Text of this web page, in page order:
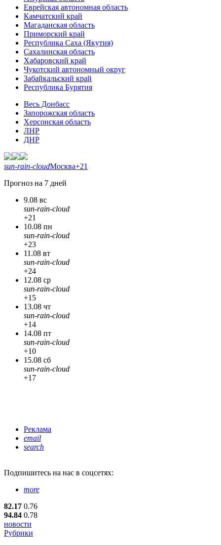
Еврейская автономная область
Камчатский край
Магаданская область
Приморский край
Республика Саха (Якутия)
Сахалинская область
Хабаровский край
Чукотский автономный округ
Забайкальский край
Республика Бурятия
Весь Донбасс
Запорожская область
Херсонская область
ЛНР
ДНР
sun-rain-cloudМосква+21
Прогноз на 7 дней
9.08 вс
sun-rain-cloud
+21
10.08 пн
sun-rain-cloud
+23
11.08 вт
sun-rain-cloud
+24
12.08 ср
sun-rain-cloud
+15
13.08 чт
sun-rain-cloud
+14
14.08 пт
sun-rain-cloud
+10
15.08 сб
sun-rain-cloud
+17
Реклама
email
search
Подпишитесь на нас в соцсетях:
more
82.17 0.76
94.84 0.78
новости
Рубрики